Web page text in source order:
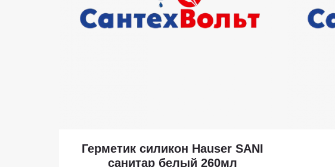
Герметик силикон Hauser SANI
санитар белый 260мл